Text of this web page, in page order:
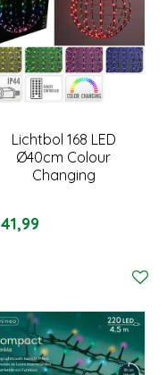
Lichtbol 168 LED
Ø40cm Colour
Changing
41,99